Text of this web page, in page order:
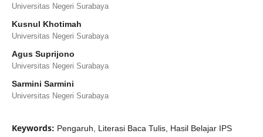
Universitas Negeri Surabaya
Kusnul Khotimah
Universitas Negeri Surabaya
Agus Suprijono
Universitas Negeri Surabaya
Sarmini Sarmini
Universitas Negeri Surabaya
Keywords: Pengaruh, Literasi Baca Tulis, Hasil Belajar IPS